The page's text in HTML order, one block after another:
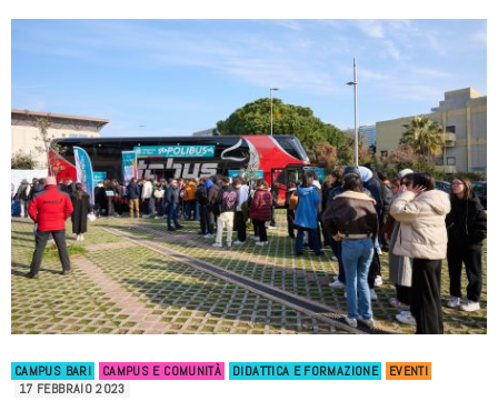
CAMPUS BARI CAMPUS E COMUNITÀ DIDATTICA E FORMAZIONE
EVENTI
17 FEBBRAIO 2023